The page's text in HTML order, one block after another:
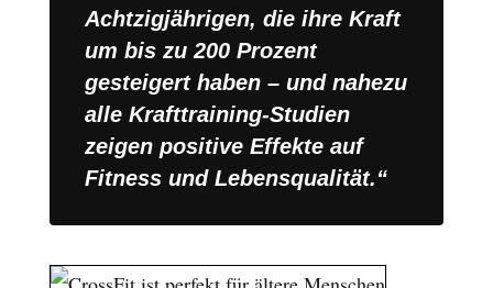
Achtzigjährigen, die ihre Kraft
um bis zu 200 Prozent
gesteigert haben – und nahezu
alle Krafttraining-Studien
zeigen positive Effekte auf
Fitness und Lebensqualität.“